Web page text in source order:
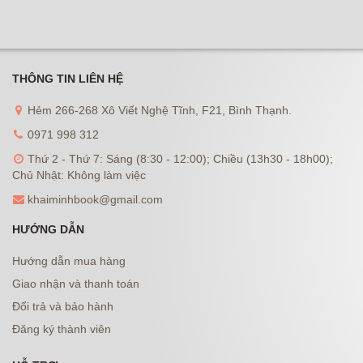
THÔNG TIN LIÊN HỆ
Hẻm 266-268 Xô Viết Nghệ Tĩnh, F21, Bình Thạnh.
0971 998 312
Thứ 2 - Thứ 7: Sáng (8:30 - 12:00); Chiều (13h30 - 18h00);
Chủ Nhật: Không làm việc
khaiminhbook@gmail.com
HƯỚNG DẪN
Hướng dẫn mua hàng
Giao nhận và thanh toán
Đổi trả và bảo hành
Đăng ký thành viên